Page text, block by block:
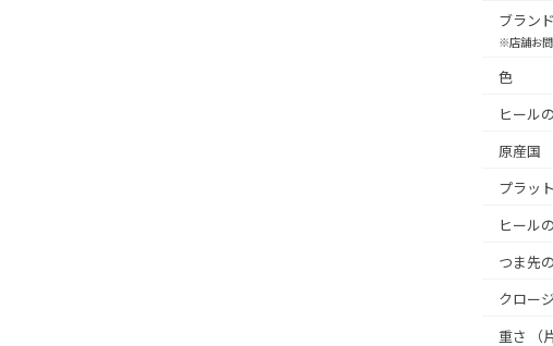
ブラン
※店舗お
色
ヒール
原産国
プラッ
ヒール
つま先
クロー
重さ
（